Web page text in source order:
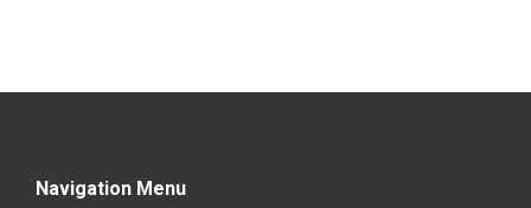
Navigation Menu